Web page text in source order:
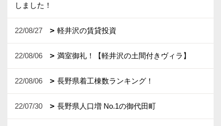
しました！
22/08/27 軽井沢の賃貸投資
22/08/06 満室御礼！【軽井沢の土間付きヴィラ】
22/08/06 長野県着工棟数ランキング！
22/07/30 長野県人口増 No.1の御代田町